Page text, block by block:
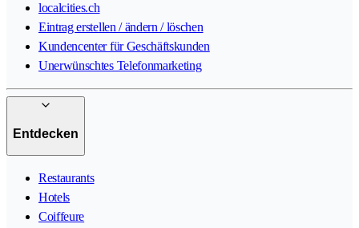
localcities.ch
Eintrag erstellen / ändern / löschen
Kundencenter für Geschäftskunden
Unerwünschtes Telefonmarketing
Entdecken
Restaurants
Hotels
Coiffeure